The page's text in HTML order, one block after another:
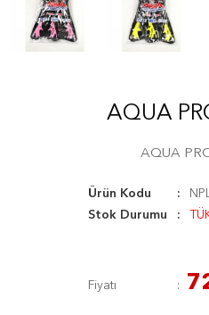
AQUA
AQUA
Ürün Kodu
Stok Durumu
Fiyatı